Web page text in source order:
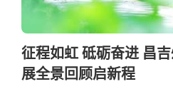
征程如虹 砥砺奋进 昌
展全景回顾启新程